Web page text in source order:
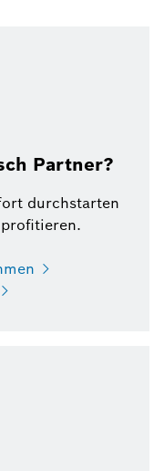
Partner?
durchstarten